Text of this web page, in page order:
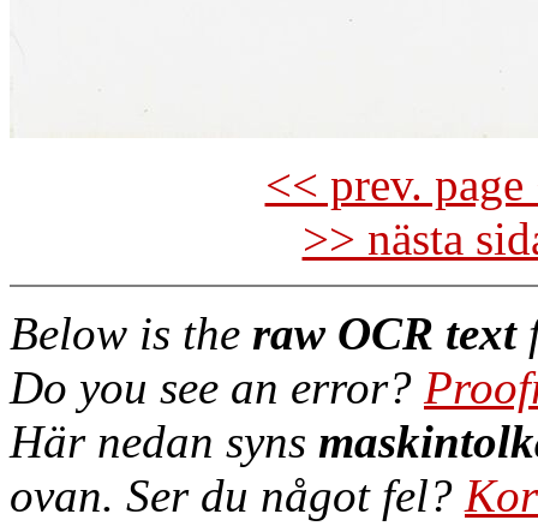
<< prev.
>> nästa
Below is the raw OCR text
Do you see an error?
Här nedan syns
ovan. Ser du något fel?